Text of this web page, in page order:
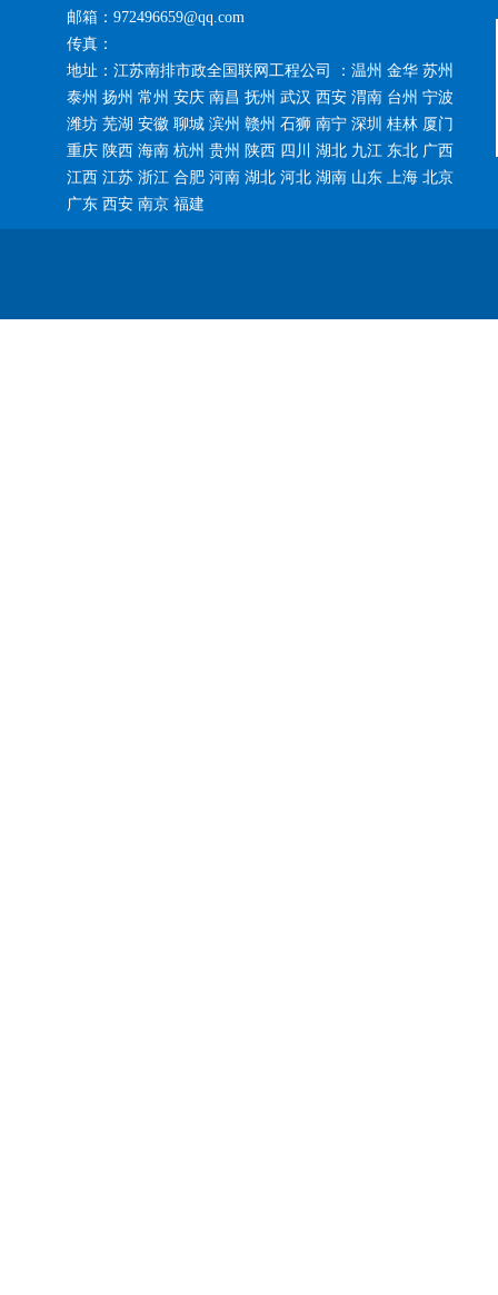
邮箱：972496659@qq.com
传真：
地址：江苏南排市政全国联网工程公司 ：温州 金华 苏州
泰州 扬州 常州 安庆 南昌 抚州 武汉 西安 渭南 台州 宁波
潍坊 芜湖 安徽 聊城 滨州 赣州 石狮 南宁 深圳 桂林 厦门
重庆 陕西 海南 杭州 贵州 陕西 四川 湖北 九江 东北 广西
江西 江苏 浙江 合肥 河南 湖北 河北 湖南 山东 上海 北京
广东 西安 南京 福建